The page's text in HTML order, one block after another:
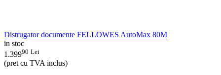
Distrugator documente FELLOWES AutoMax 80M
in stoc
1.39990 Lei
(pret cu TVA inclus)